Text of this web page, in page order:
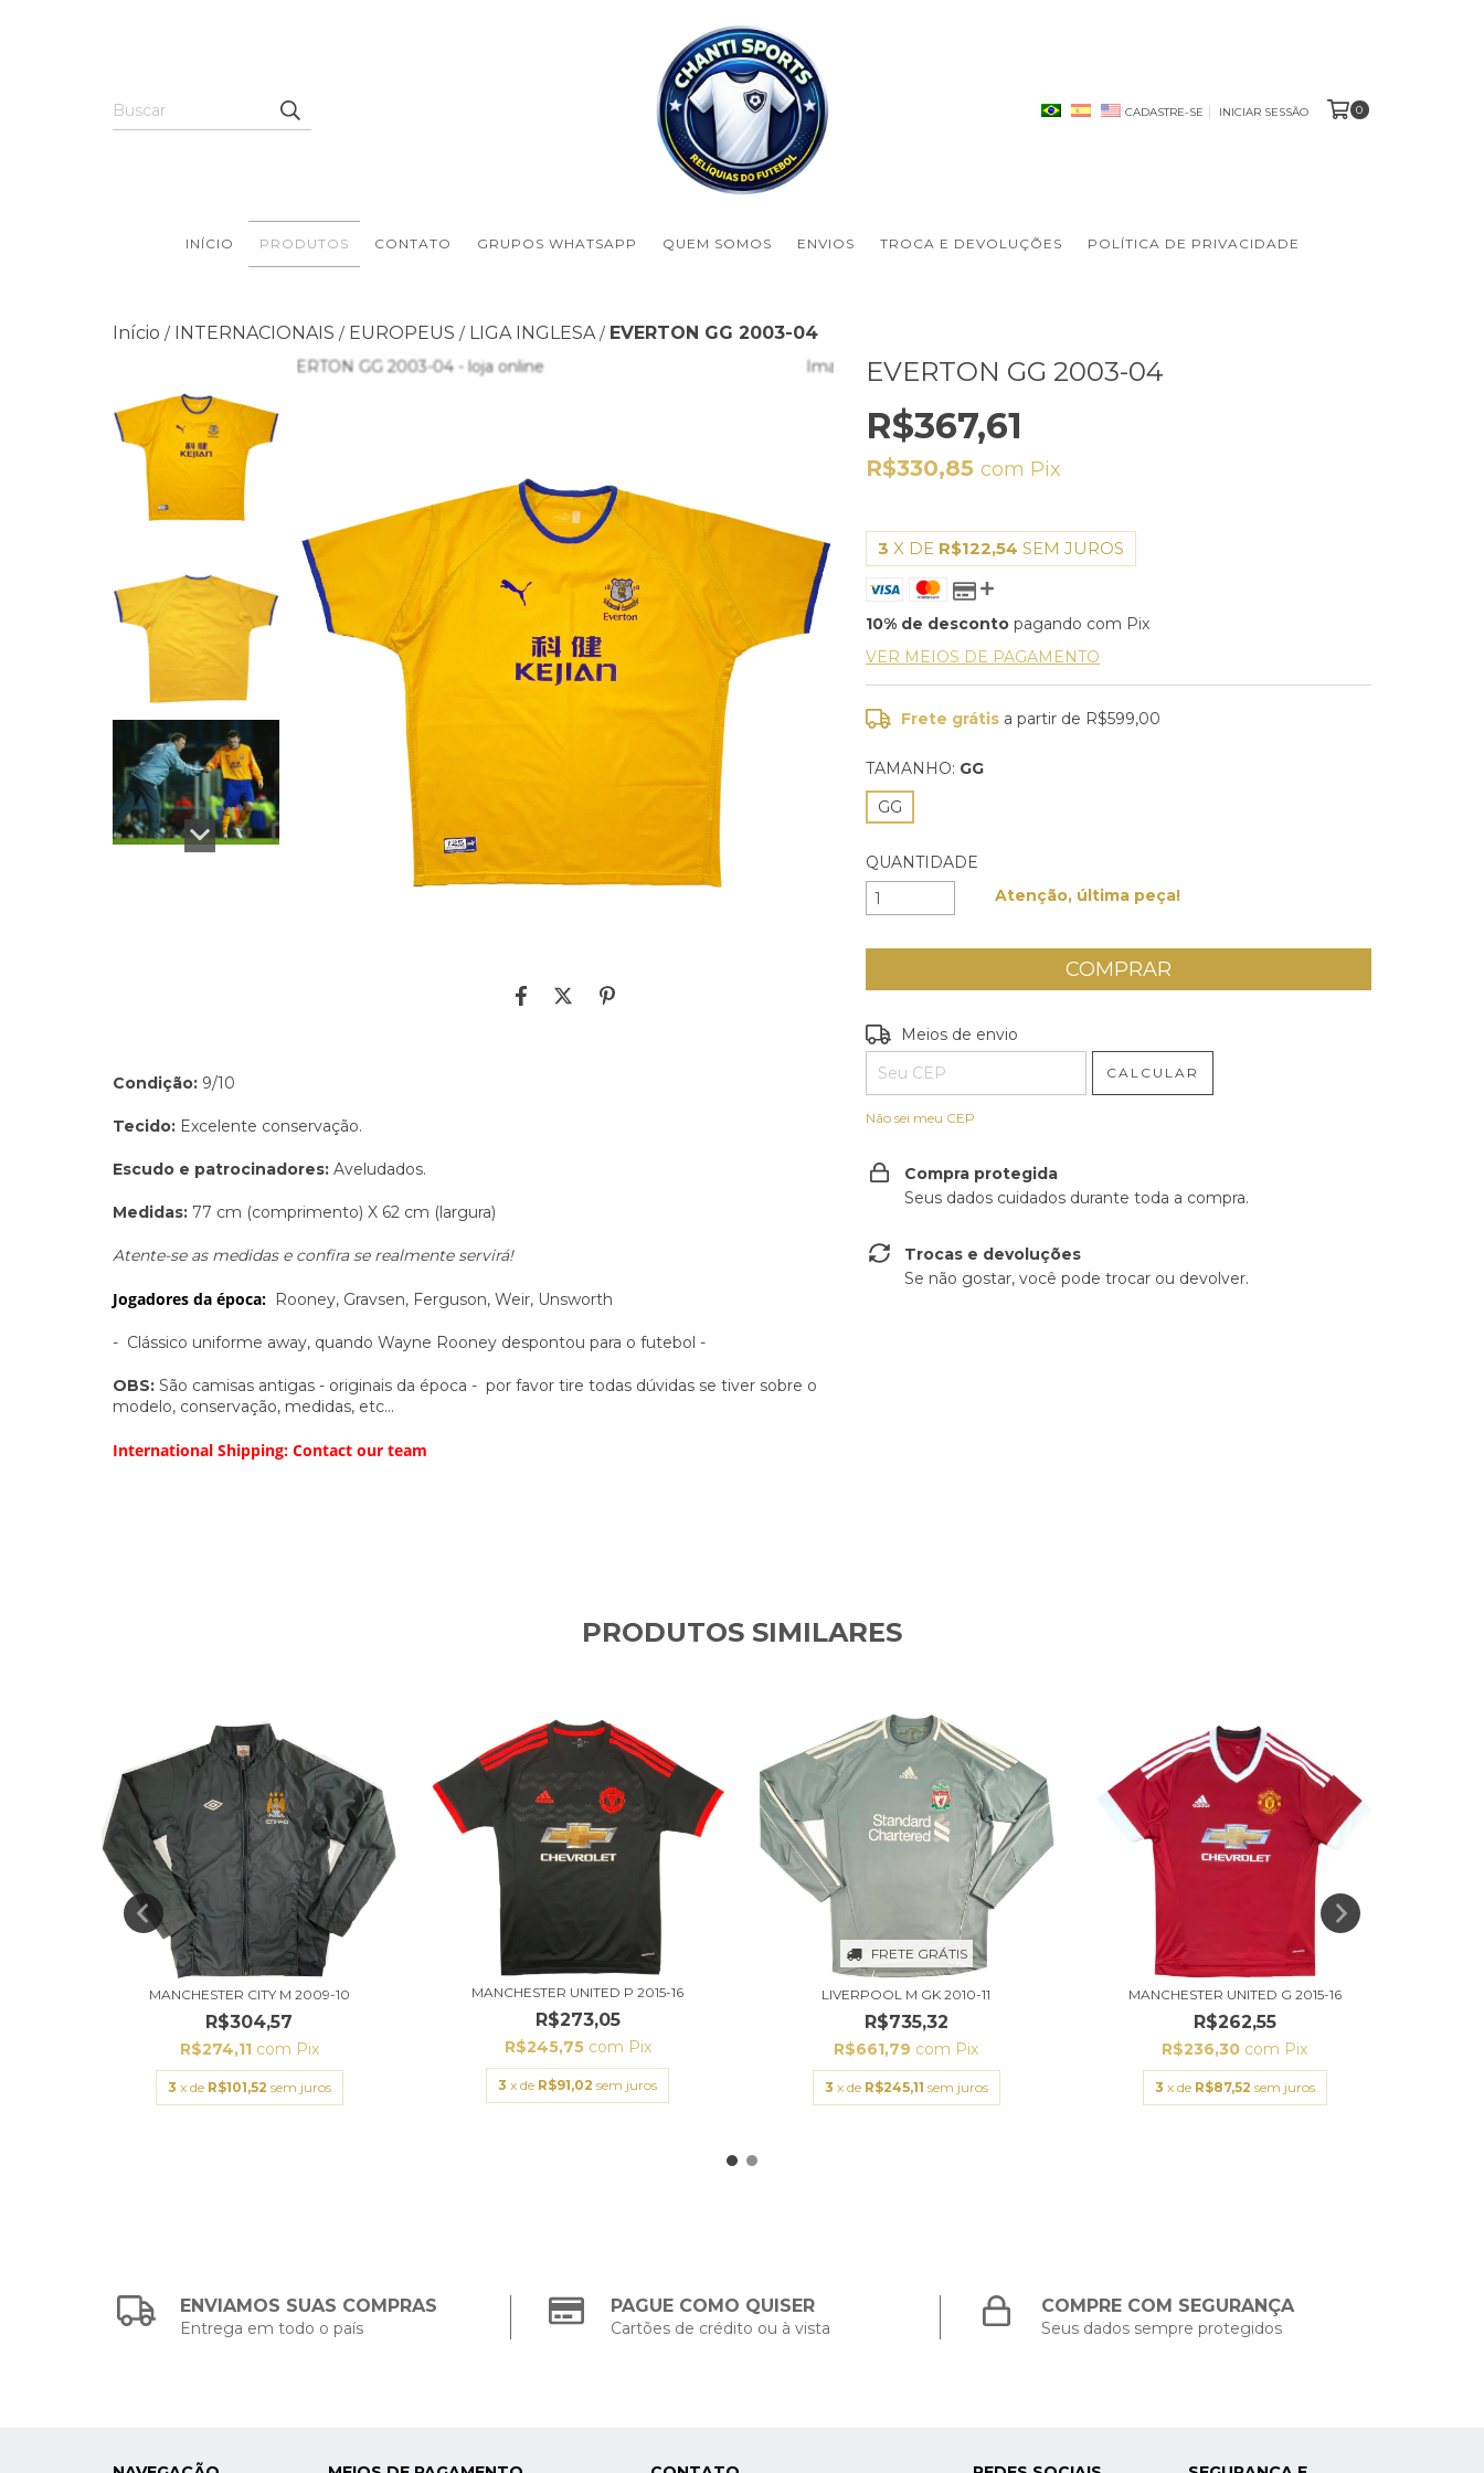
CADASTRE-SE INICIAR SESSÃO 0
INÍCIO PRODUTOS CONTATO GRUPOS WHATSAPP QUEM SOMOS ENVIOS TROCA E DEVOLUÇÕES POLÍTICA DE PRIVACIDADE
Início / INTERNACIONAIS / EUROPEUS / LIGA INGLESA / EVERTON GG 2003-04
Condição: 9/10
Tecido: Excelente conservação.
Escudo e patrocinadores: Aveludados.
Medidas: 77 cm (comprimento) X 62 cm (largura)
Atente-se as medidas e confira se realmente servirá!
Jogadores da época: Rooney, Gravsen, Ferguson, Weir, Unsworth
- Clássico uniforme away, quando Wayne Rooney despontou para o futebol -
OBS: São camisas antigas - originais da época - por favor tire todas dúvidas se tiver sobre o
modelo, conservação, medidas, etc...
International Shipping: Contact our team
EVERTON GG 2003-04
R$367,61
R$330,85com Pix
3 X DE R$122,54 SEM JUROS
10% de desconto pagando com Pix
VER MEIOS DE PAGAMENTO
Frete grátis a partir de R$599,00
TAMANHO: GG
GG
QUANTIDADE
Atenção, última peça!
Entregas para o CEP:
Meios de envio
CALCULAR
Não sei meu CEP
Compra protegida
Seus dados cuidados durante toda a compra.
Trocas e devoluções
Se não gostar, você pode trocar ou devolver.
PRODUTOS SIMILARES
MANCHESTER CITY M 2009-10
R$304,57
R$274,11 com Pix
3 x de R$101,52 sem juros
MANCHESTER UNITED P 2015-16
R$273,05
R$245,75 com Pix
3 x de R$91,02 sem juros
FRETE GRÁTIS
LIVERPOOL M GK 2010-11
R$735,32
R$661,79 com Pix
3 x de R$245,11 sem juros
MANCHESTER UNITED G 2015-16
R$262,55
R$236,30 com Pix
3 x de R$87,52 sem juros
ENVIAMOS SUAS COMPRAS
Entrega em todo o país
PAGUE COMO QUISER
Cartões de crédito ou à vista
COMPRE COM SEGURANÇA
Seus dados sempre protegidos